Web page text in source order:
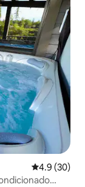
Calificación
4.9 (30)